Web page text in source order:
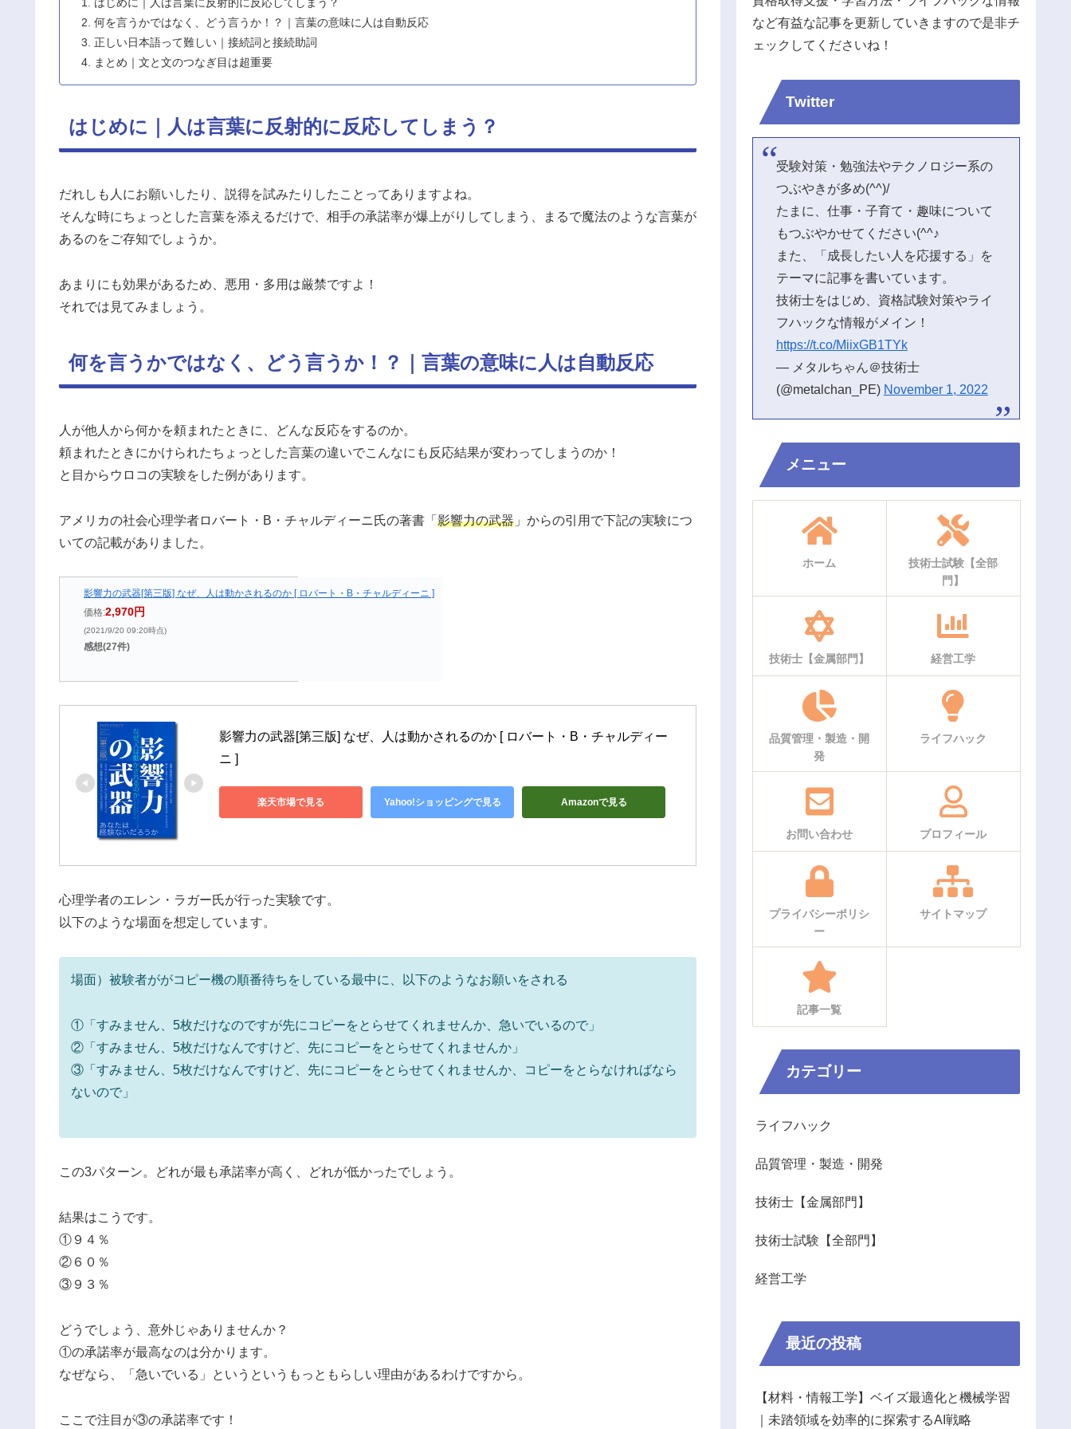
はじめに｜人は言葉に反射的に反応してしまう？
何を言うかではなく、どう言うか！？｜言葉の意味に人は自動反応
正しい日本語って難しい｜接続詞と接続助詞
まとめ｜文と文のつなぎ目は超重要
はじめに｜人は言葉に反射的に反応してしまう？
だれしも人にお願いしたり、説得を試みたりしたことってありますよね。
そんな時にちょっとした言葉を添えるだけで、相手の承諾率が爆上がりしてしまう、まるで魔法のような言葉が
あるのをご存知でしょうか。
あまりにも効果があるため、悪用・多用は厳禁ですよ！
それでは見てみましょう。
何を言うかではなく、どう言うか！？｜言葉の意味に人は自動反応
人が他人から何かを頼まれたときに、どんな反応をするのか。
頼まれたときにかけられたちょっとした言葉の違いでこんなにも反応結果が変わってしまうのか！
と目からウロコの実験をした例があります。
アメリカの社会心理学者ロバート・B・チャルディーニ氏の著書「 影響力の武器 」からの引用で下記の実験につ
いての記載がありました。
影響力の武器[第三版] なぜ、人は動かされるのか [ ロバート・B・チャルディーニ ]
価格:2,970円
(2021/9/20 09:20時点)
感想(27件)
影響力の武器[第三版] なぜ、人は動かされるのか [ ロバート・B・チャルディー
ニ ]
楽天市場で見る Yahoo!ショッピングで見る Amazonで見る
心理学者のエレン・ラガー氏が行った実験です。
以下のような場面を想定しています。
場面）被験者ががコピー機の順番待ちをしている最中に、以下のようなお願いをされる
①「すみません、5枚だけなのですが先にコピーをとらせてくれませんか、急いでいるので」
②「すみません、5枚だけなんですけど、先にコピーをとらせてくれませんか」
③「すみません、5枚だけなんですけど、先にコピーをとらせてくれませんか、コピーをとらなければなら
ないので」
この3パターン。どれが最も承諾率が高く、どれが低かったでしょう。
結果はこうです。
①９４％
②６０％
③９３％
どうでしょう、意外じゃありませんか？
①の承諾率が最高なのは分かります。
なぜなら、「急いでいる」というというもっともらしい理由があるわけですから。
ここで注目が③の承諾率です！
など有益な記事を更新していきますので是非チ
ェックしてくださいね！
Twitter
受験対策・勉強法やテクノロジー系の
つぶやきが多め(^^)/
たまに、仕事・子育て・趣味について
もつぶやかせてください(^^♪
また、「成長したい人を応援する」を
テーマに記事を書いています。
技術士をはじめ、資格試験対策やライ
フハックな情報がメイン！
https://t.co/MiixGB1TYk
— メタルちゃん＠技術士
(@metalchan_PE) November 1, 2022
メニュー
ホーム
技術士試験【全部
門】
技術士【金属部門】 経営工学
品質管理・製造・開
発
ライフハック
お問い合わせ プロフィール
プライバシーポリシ
ー
サイトマップ
記事一覧
カテゴリー
ライフハック
品質管理・製造・開発
技術士【金属部門】
技術士試験【全部門】
経営工学
最近の投稿
【材料・情報工学】ベイズ最適化と機械学習
｜未踏領域を効率的に探索するAI戦略